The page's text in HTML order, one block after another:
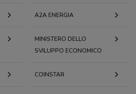
A2A ENERGIA
MINISTERO DELLO
SVILUPPO ECONOMICO
COINSTAR